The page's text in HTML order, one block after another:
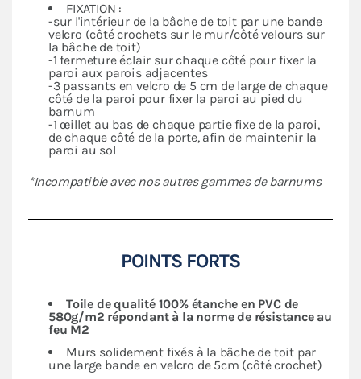
FIXATION :
-sur l'intérieur de la bâche de toit par une bande
velcro (côté crochets sur le mur/côté velours sur
la bâche de toit)
-1 fermeture éclair sur chaque côté pour fixer la
paroi aux parois adjacentes
-3 passants en velcro de 5 cm de large de chaque
côté de la paroi pour fixer la paroi au pied du
barnum
-1 œillet au bas de chaque partie fixe de la paroi,
de chaque côté de la porte, afin de maintenir la
paroi au sol
*Incompatible avec nos autres gammes de barnums
POINTS FORTS
Toile de qualité 100% étanche en PVC de
580g/m2 répondant à la norme de résistance au
feu M2
Murs solidement fixés à la bâche de toit par
une large bande en velcro de 5cm (côté crochet)